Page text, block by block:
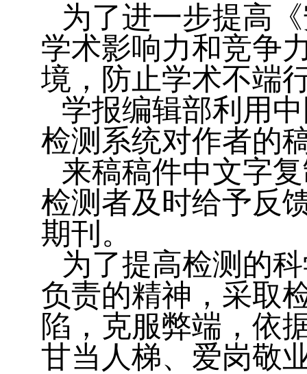
为了进一步提高
学术影响力和竞争
境，防止学术不端
学报编辑部利用
检测系统对作者的
来稿稿件中文字
检测者及时给予反
期刊。
为了提高检测的
负责的精神，采取
陷，克服弊端，依
甘当人梯、爱岗敬